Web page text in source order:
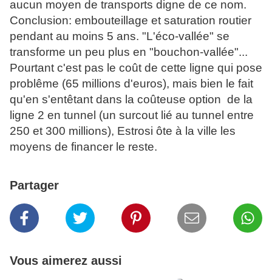
aucun moyen de transports digne de ce nom.
Conclusion: embouteillage et saturation routier
pendant au moins 5 ans. "L'éco-vallée" se
transforme un peu plus en "bouchon-vallée"...
Pourtant c'est pas le coût de cette ligne qui pose
problême (65 millions d'euros), mais bien le fait
qu'en s'entêtant dans la coûteuse option de la
ligne 2 en tunnel (un surcout lié au tunnel entre
250 et 300 millions), Estrosi ôte à la ville les
moyens de financer le reste.
Partager
Vous aimerez aussi